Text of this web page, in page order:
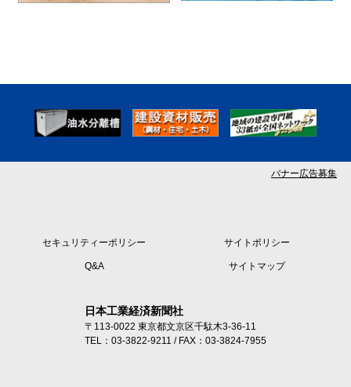
バナー広告募集
セキュリティーポリシー サイトポリシー
Q&A サイトマップ
日本工業経済新聞社
〒113-0022 東京都文京区千駄木3-36-11
TEL：03-3822-9211 / FAX：03-3824-7955